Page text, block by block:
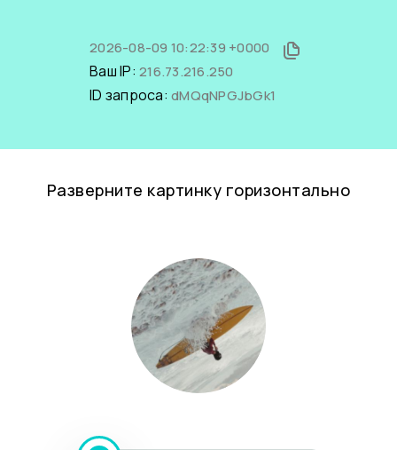
2026-08-09 10:22:39 +0000
Ваш IP: 216.73.216.250
ID запроса: dMQqNPGJbGk1
Разверните картинку горизонтально